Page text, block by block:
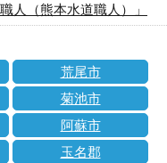
人（熊本水道職人）」
荒尾市
菊池市
阿蘇市
玉名郡